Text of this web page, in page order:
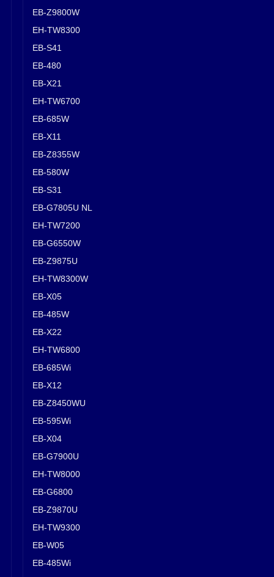
EB-Z9800W
EH-TW8300
EB-S41
EB-480
EB-X21
EH-TW6700
EB-685W
EB-X11
EB-Z8355W
EB-580W
EB-S31
EB-G7805U NL
EH-TW7200
EB-G6550W
EB-Z9875U
EH-TW8300W
EB-X05
EB-485W
EB-X22
EH-TW6800
EB-685Wi
EB-X12
EB-Z8450WU
EB-595Wi
EB-X04
EB-G7900U
EH-TW8000
EB-G6800
EB-Z9870U
EH-TW9300
EB-W05
EB-485Wi